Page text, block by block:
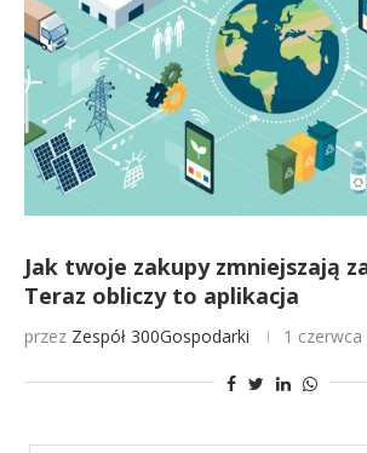
Jak twoje zakupy zmniejszają
Teraz obliczy to aplikacja
przez Zespół 300Gospodarki 1 czerwca